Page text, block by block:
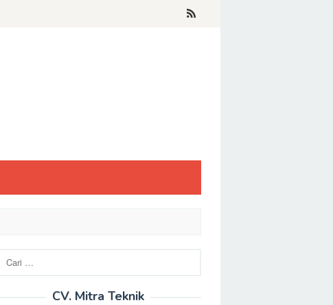
untuk:
CV. Mitra Teknik